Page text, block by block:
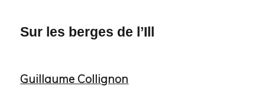
Sur les berges de l’Ill
Guillaume Collignon